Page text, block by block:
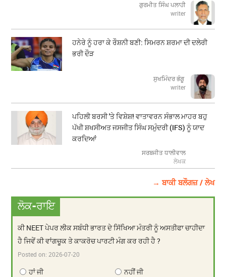
ਗੁਰਮੀਤ ਸਿੰਘ ਪਲਾਹੀ
writer
ਹਨੇਰੇ ਨੂੰ ਹਰਾ ਕੇ ਰੌਸ਼ਨੀ ਬਣੀ: ਸਿਮਰਨ ਸ਼ਰਮਾ ਦੀ ਦਲੇਰੀ
ਭਰੀ ਦੌੜ
ਸੁਖਮਿੰਦਰ ਭੰਗੂ
writer
ਪਹਿਲੀ ਬਰਸੀ 'ਤੇ ਵਿਸ਼ੇਸ਼! ਵਾਤਾਵਰਨ ਸੰਭਾਲ ਮਾਹਰ ਬਹੁ
ਪੱਖੀ ਸ਼ਖਸੀਅਤ ਜਸਜੀਤ ਸਿੰਘ ਸਮੁੰਦਰੀ (IFS) ਨੂੰ ਯਾਦ
ਕਰਦਿਆਂ
ਸਰਬਜੀਤ ਧਾਲੀਵਾਲ
ਲੇਖਕ
→ ਬਾਕੀ ਬਲੌਗਜ਼ / ਲੇਖ
ਲੋਕ-ਰਾਇ
ਕੀ NEET ਪੇਪਰ ਲੀਕ ਸਬੰਧੀ ਭਾਰਤ ਦੇ ਸਿੱਖਿਆ ਮੰਤਰੀ ਨੂੰ ਅਸਤੀਫਾ ਚਾਹੀਦਾ
ਹੈ ਜਿਵੇਂ ਕੀ ਵਾਂਗਚੂਕ ਤੇ ਕਾਕਰੋਚ ਪਾਰਟੀ ਮੰਗ ਕਰ ਰਹੀ ਹੈ ?
Posted on:2026-07-20
ਹਾਂ ਜੀ ਨਹੀਂ ਜੀ